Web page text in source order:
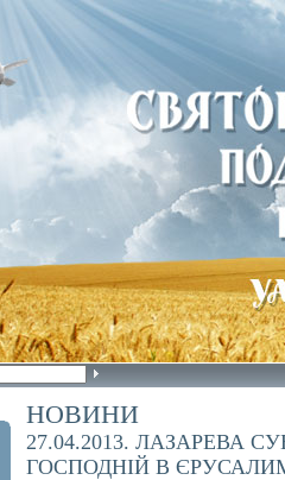
НОВИНИ
27.04.2013. ЛАЗАРЕВА
ГОСПОДНІЙ В